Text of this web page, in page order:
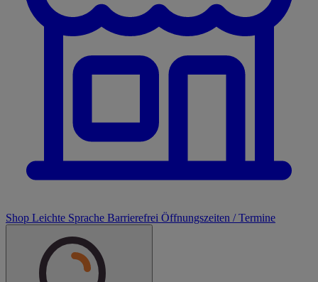
Shop Leichte Sprache Barrierefrei Öffnungszeiten / Termine